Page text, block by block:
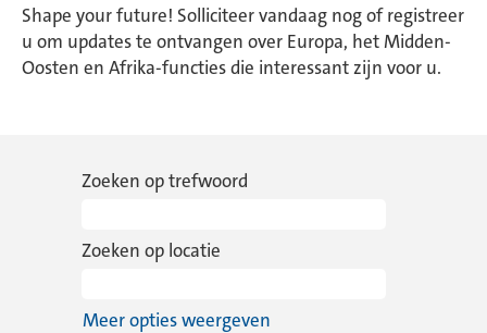
Shape your future! Solliciteer vandaag nog of registreer
u om updates te ontvangen over Europa, het Midden-
Oosten en Afrika-functies die interessant zijn voor u.
Zoeken op trefwoord
Zoeken op locatie
Meer opties weergeven